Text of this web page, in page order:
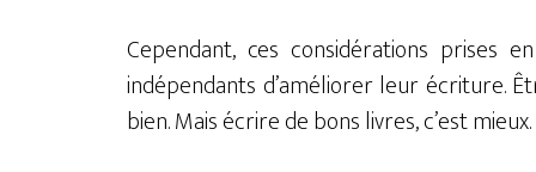
Cependant, ces considérations prises
indépendants d’améliorer leur écriture.
bien. Mais écrire de bons livres, c’est